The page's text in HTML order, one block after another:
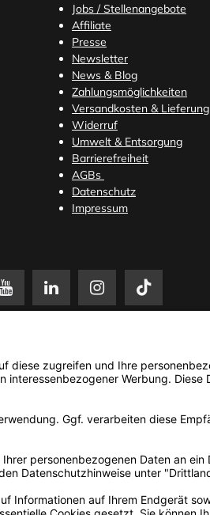
Jobs / Stellenangebote
Affiliate
Presse
Newsletter
News & Blog
Zahlungsmöglichkeiten
Versandkosten & Lieferung
Widerruf
Umwelt & Entsorgung
Barrierefreiheit
AGBs
Datenschutz
Impressum